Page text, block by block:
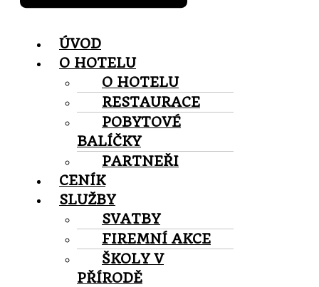
ÚVOD
O HOTELU
O HOTELU
RESTAURACE
POBYTOVÉ
BALÍČKY
PARTNEŘI
CENÍK
SLUŽBY
SVATBY
FIREMNÍ AKCE
ŠKOLY V
PŘÍRODĚ